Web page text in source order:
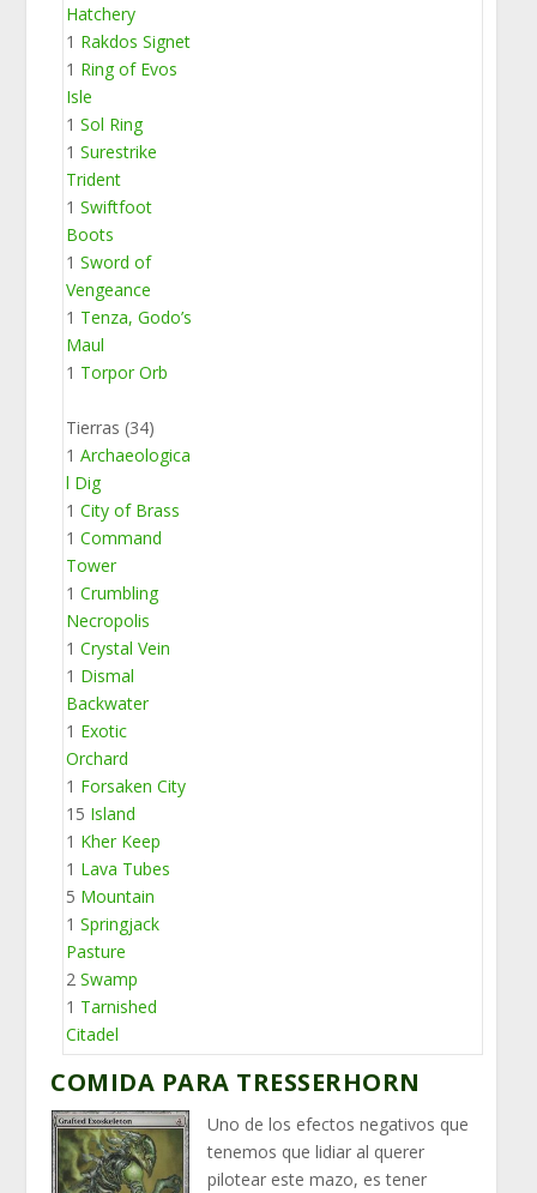
Hatchery
1 Rakdos Signet
1 Ring of Evos
Isle
1Sol Ring
1Surestrike
Trident
1Swiftfoot
Boots
1Sword of
Vengeance
1 Tenza, Godo’s
Maul
1 Torpor Orb
Tierras (34)
1Archaeologica
l Dig
1City of Brass
1Command
Tower
1Crumbling
Necropolis
1Crystal Vein
1 Dismal
Backwater
1 Exotic
Orchard
1 Forsaken City
15 Island
1 Kher Keep
1 Lava Tubes
5 Mountain
1Springjack
Pasture
2Swamp
1 Tarnished
Citadel
COMIDA PARA TRESSERHORN
Uno de los efectos negativos que
tenemos que lidiar al querer
pilotear este mazo, es tener